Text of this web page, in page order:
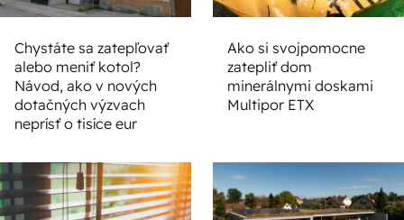
Chystáte sa zatepľovať
alebo meniť kotol?
Návod, ako v nových
dotačných výzvach
neprísť o tisíce eur
Ako si svojpomocne
zatepliť dom
minerálnymi doskami
Multipor ETX